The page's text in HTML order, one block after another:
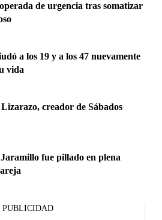
de urgencia tras somatizar
a los 19 y a los 47 nuevamente
vida
creador de Sábados
fue pillado en plena
PUBLICIDAD